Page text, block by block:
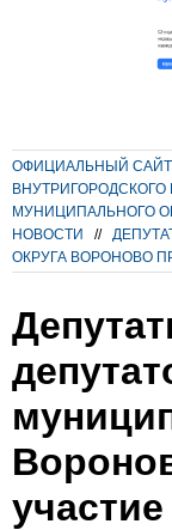
ОФИЦИАЛЬНЫЙ
МУНИЦИПАЛЬНОГО
НОВОСТИ
//
ОКРУГА ВОРОНОВО